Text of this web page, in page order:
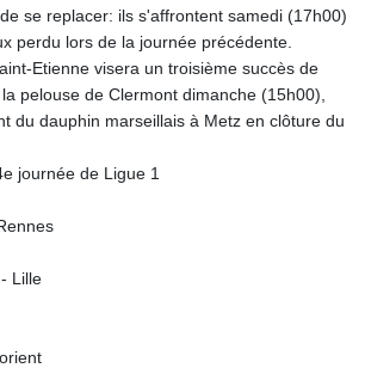
se replacer: ils s'affrontent samedi (17h00)
perdu lors de la journée précédente.
Etienne visera un troisième succès de
pelouse de Clermont dimanche (15h00),
du dauphin marseillais à Metz en clôture du
journée de Ligue 1
Lille